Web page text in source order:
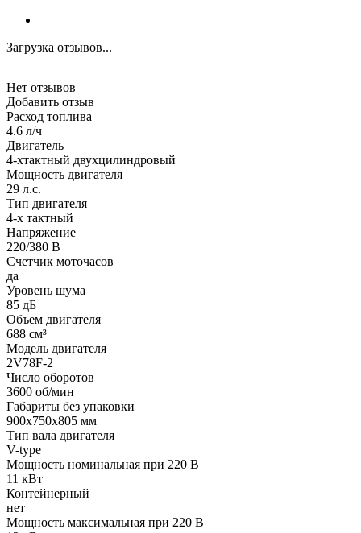
Загрузка отзывов...
Нет отзывов
Добавить отзыв
Расход топлива
4.6 л/ч
Двигатель
4-хтактный двухцилиндровый
Мощность двигателя
29 л.с.
Тип двигателя
4-х тактный
Напряжение
220/380 В
Счетчик моточасов
да
Уровень шума
85 дБ
Объем двигателя
688 см³
Модель двигателя
2V78F-2
Число оборотов
3600 об/мин
Габариты без упаковки
900х750х805 мм
Тип вала двигателя
V-type
Мощность номинальная при 220 В
11 кВт
Контейнерный
нет
Мощность максимальная при 220 В